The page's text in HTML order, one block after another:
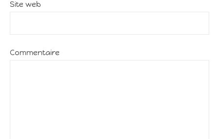
Site web
Commentaire